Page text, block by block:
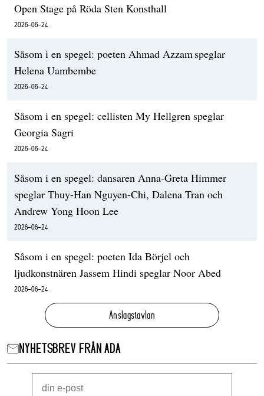
Open Stage på Röda Sten Konsthall
2026-06-24
Såsom i en spegel: poeten Ahmad Azzam speglar
Helena Uambembe
2026-06-24
Såsom i en spegel: cellisten My Hellgren speglar
Georgia Sagri
2026-06-24
Såsom i en spegel: dansaren Anna-Greta Himmer
speglar Thuy-Han Nguyen-Chi, Dalena Tran och
Andrew Yong Hoon Lee
2026-06-24
Såsom i en spegel: poeten Ida Börjel och
ljudkonstnären Jassem Hindi speglar Noor Abed
2026-06-24
Anslagstavlan
NYHETSBREV FRÅN ADA